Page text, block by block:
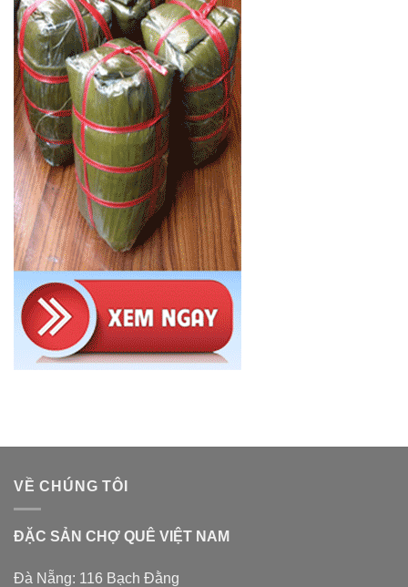
VỀ CHÚNG TÔI
ĐẶC SẢN CHỢ QUÊ VIỆT NAM
Đà Nẵng: 116 Bạch Đằng